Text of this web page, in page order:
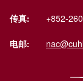
传真: +852-
电邮: